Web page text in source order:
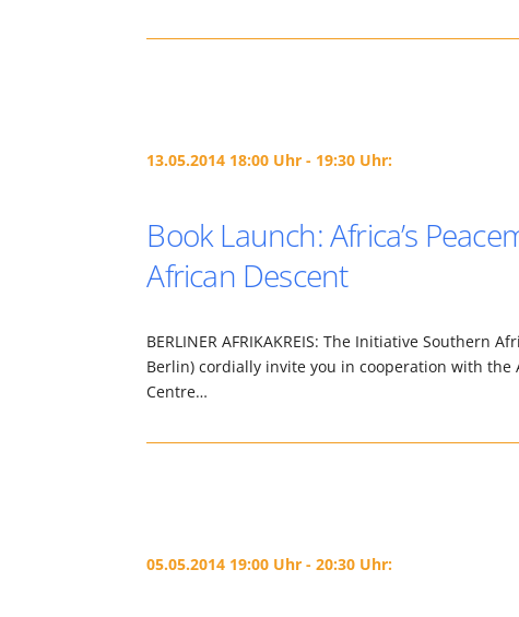
13.05.2014 18:00 Uhr - 19:30 Uhr:
Book Launch: Africa’s
African Descent
BERLINER AFRIKAKREIS: The Initiative Southern
Berlin) cordially invite you in cooperation with the
Centre…
05.05.2014 19:00 Uhr - 20:30 Uhr: